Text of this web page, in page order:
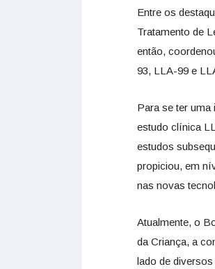
Entre os
Tratamento de
então,
93, LLA-99 e
Para se ter uma
estudo clínica
estudos
propiciou, em
nas novas
Atualmente, o
da Criança, a
lado de